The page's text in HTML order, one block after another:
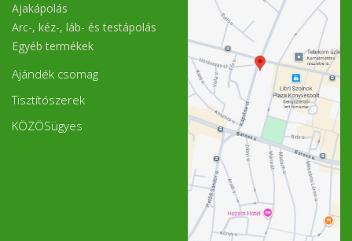
Ajakápolás
Arc-, kéz-, láb- és testápolás
Egyéb termékek
Ajándék csomag
Tisztítószerek
KÖZÖSügyes